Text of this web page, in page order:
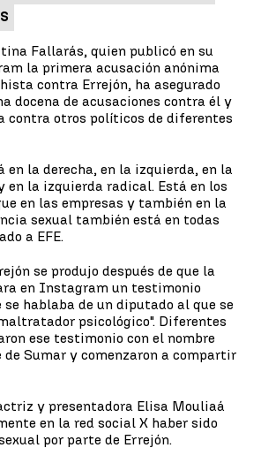
Fallarás, quien publicó en su
la primera acusación anónima
contra Errejón, ha asegurado
docena de acusaciones contra él y
contra otros políticos de diferentes
en la derecha, en la izquierda, en la
en la izquierda radical. Está en los
en las empresas y también en la
sexual también está en todas
a EFE.
se produjo después de que la
en Instagram un testimonio
se hablaba de un diputado al que se
psicológico". Diferentes
ese testimonio con el nombre
Sumar y comenzaron a compartir
y presentadora Elisa Mouliaá
en la red social X haber sido
por parte de Errejón.